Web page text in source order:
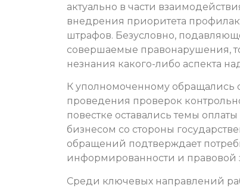
актуально в части
внедрения приоритета
штрафов. Безусловно,
совершаемые правонарушения,
незнания какого-либо аспекта
К уполномоченному обращались
проведения проверок
повестке оставались темы
бизнесом со стороны
обращений подтверждает
информированности и правовой
Среди ключевых направлений